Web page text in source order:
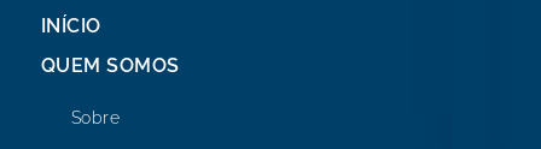
INÍCIO
QUEM SOMOS
Sobre